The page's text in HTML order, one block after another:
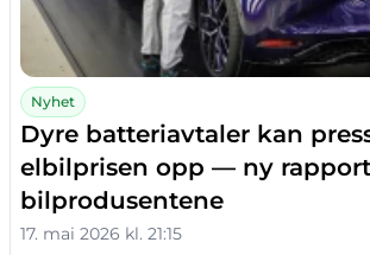
Nyhet
Dyre batteriavtaler kan
elbilprisen opp — ny
bilprodusentene
17. mai 2026 kl. 21:15